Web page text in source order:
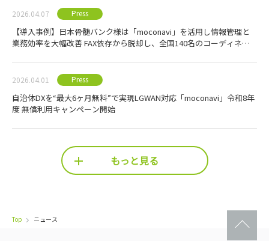
2026.04.07 Press
【導入事例】日本骨髄バンク様は「moconavi」を活用し情報管理と
業務効率を大幅改善 FAX依存から脱却し、全国140名のコーディネー
2026.04.01 Press
自治体DXを“最大6ヶ月無料”で実現LGWAN対応「moconavi」令和8年
度 無償利用キャンペーン開始
もっと見る
Top ニュース